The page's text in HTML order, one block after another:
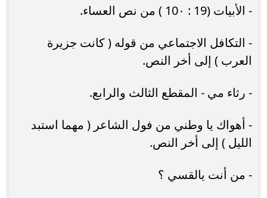
- الأبيات (19 : 10٠ ) من نص العساء.
- التكافل الاجتماعي من قوله ( كانت جزيرة
العرب ) إلى أخر النص.
- رثاء مي - المقطع الثالث والرابع.
- أهواك يا وطني من فول الشاعر ( مهما استبد
الليل ) إلى أخر النص.
- من أنت يالقسي ؟